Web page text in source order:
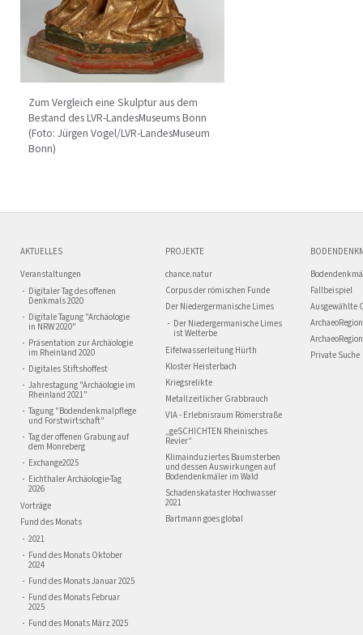
Zum Vergleich eine Skulptur aus dem
Bestand des LVR-LandesMuseums Bonn
(Foto: Jürgen Vogel/LVR-LandesMuseum
Bonn)
AKTUELLES
Veranstaltungen
Digitaler Tag des offenen
Denkmals 2020
Digitale Tagung "Archäologie
in NRW 2020"
Präsentation zur Archäologie
im Rheinland 2020
Digitales Stiftshoffest
Jahrestagung "Archäologie im
Rheinland 2021"
Tagung "Bodendenkmalpflege
und Forstwirtschaft"
Tag der offenen Grabung auf
dem Monreberg
Exchange2025
Eichthaler Archäologie-Tag
2026
Vorträge
Fund des Monats
2021
Fund des Monats Oktober
2024
Fund des Monats Januar 2025
Fund des Monats Februar
2025
Fund des Monats März 2025
PROJEKTE
chance.natur
Corpus der römischen Funde
Der Niedergermanische Limes
Der Niedergermanische Limes
ist Welterbe
Eifelwasserleitung Hürth
Kloster Heisterbach
Kriegsrelikte
Metallzeitlicher Grabbrauch
VIA - Erlebnisraum Römerstraße
„geSCHICHTEN Rheinisches
Revier“
Klimainduziertes Baumsterben
und dessen Auswirkungen auf
Bodendenkmäler im Wald
Schadenskataster Hochwasser
2021
Bartmann goes global
Fallbeispiel
Ausgewählte
Private Suche